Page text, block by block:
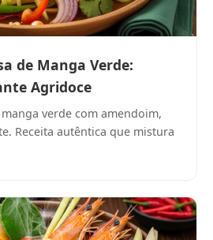
de Manga Verde:
Agridoce
verde com amendoim,
Receita autêntica que mistura